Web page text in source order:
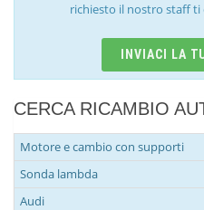
richiesto il nostro staff
INVIACI LA
CERCA RICAMBIO
Motore e cambio con supporti
Sonda lambda
Audi